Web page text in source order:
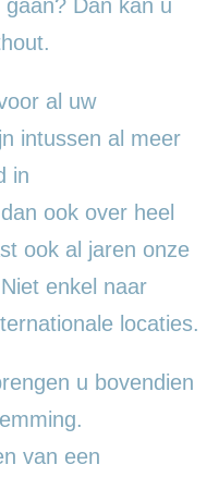
Dan kan u
al uw
intussen al meer
in
ook over heel
ook al jaren onze
enkel naar
locaties.
u bovendien
van een